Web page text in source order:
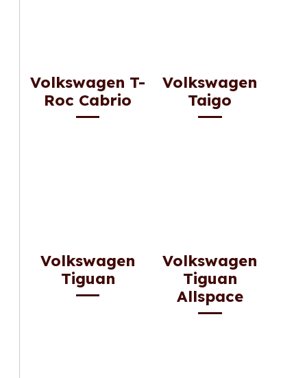
Volkswagen T-
Roc Cabrio
Volkswagen
Taigo
Volkswagen
Tiguan
Volkswagen
Tiguan
Allspace